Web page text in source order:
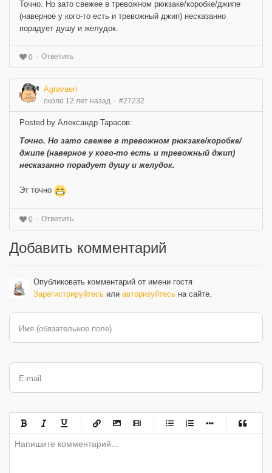
Точно. Но зато свежее в тревожном рюкзаке/коробке/джипе
(наверное у кого-то есть и тревожный джип) несказанно
порадует душу и желудок.
0 Ответить
Agravaen
около 12 лет назад #27232
Posted by Александр Тарасов:
Точно. Но зато свежее в тревожном рюкзаке/коробке/
джипе (наверное у кого-то есть и тревожный джип)
несказанно порадует душу и желудок.
Эт точно
0 Ответить
Добавить комментарий
Опубликовать комментарий от имени гостя
Зарегистрируйтесь или авторизуйтесь на сайте.
Имя (обязательное поле)
E-mail
-
-
-